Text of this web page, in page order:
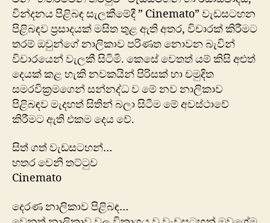
වින්දනය පිළිබඳ සැලකීමේදී ” Cinemato” වැඩසටහන
පිළිබඳව ප්‍රසාදයක් මසිත තුළ ඇති අතර, විචාරක් කිරීමට
තරම් ඔවුන්ගේ නාලිකාව පරිණත නොවන බැවින්
විචාරයෙන් වැලකී සිටිමි. කෙසේ වෙතත් යම් කිසි අළුත්
දෙයක් කළ හැකි නවකයින් පිරිසක් හා චමුදිත
සමරවික්‍රමගෙන් සන්නද්ධ ව මේ නව නාලිකාව
පිළිබඳව මැදහත් සිතින් බලා සිටීම මේ අවස්ථාවේ
කිරීමට ඇති එකම දෙය වේ.
සිත් ගත් වැඩසටහන්…
හතර වෙනි තට්ටුව
Cinemato
දෙරණ නාලිකාව පිළිබඳ…